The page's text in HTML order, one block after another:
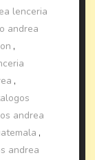
lenceria
andrea
,
,
andrea
,
andrea